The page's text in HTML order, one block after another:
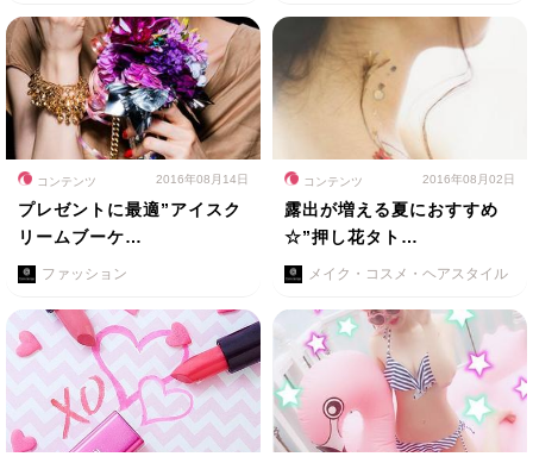
コンテンツ 2016年08月14日
プレゼントに最適”アイスク
リームブーケ…
ファッション
コンテンツ 2016年08月02日
露出が増える夏におすすめ
☆”押し花タト…
メイク・コスメ・ヘアスタイル